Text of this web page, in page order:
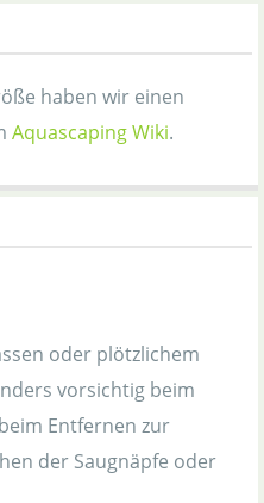
haben wir einen
Aquascaping Wiki.
oder plötzlichem
vorsichtig beim
Entfernen zur
der Saugnäpfe oder